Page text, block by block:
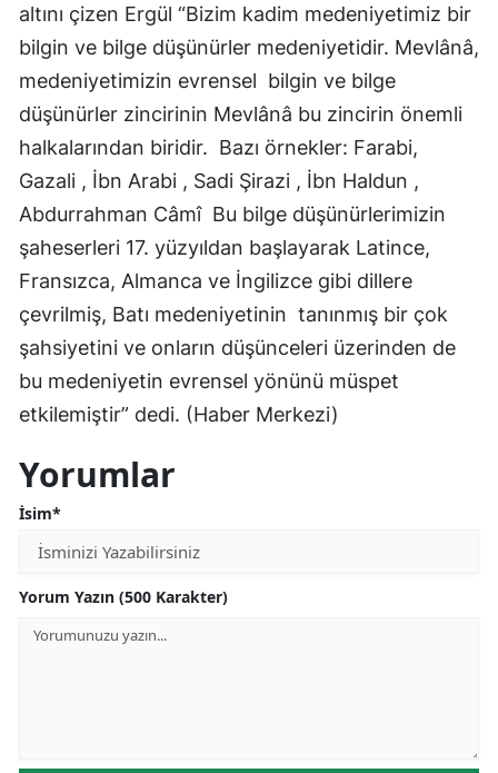
Manisa
Kahramanmaraş
Mardin
Muğla
Muş
Nevşehir
Ordu
Rize
altını çizen Ergül “Bizim kadim medeniyetimiz bir
bilgin ve bilge düşünürler medeniyetidir. Mevlânâ,
medeniyetimizin evrensel bilgin ve bilge
düşünürler zincirinin Mevlânâ bu zincirin önemli
halkalarından biridir. Bazı örnekler: Farabi,
Gazali , İbn Arabi , Sadi Şirazi , İbn Haldun ,
Abdurrahman Câmî Bu bilge düşünürlerimizin
şaheserleri 17. yüzyıldan başlayarak Latince,
Fransızca, Almanca ve İngilizce gibi dillere
çevrilmiş, Batı medeniyetinin tanınmış bir çok
şahsiyetini ve onların düşünceleri üzerinden de
bu medeniyetin evrensel yönünü müspet
etkilemiştir” dedi. (Haber Merkezi)
Yorumlar
İsim*
Yorum Yazın (500 Karakter)